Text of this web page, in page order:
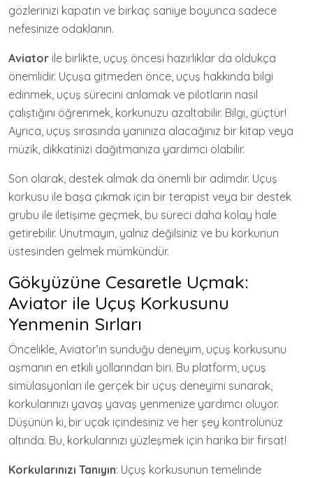
gözlerinizi kapatın ve birkaç saniye boyunca sadece
nefesinize odaklanın.
Aviator ile birlikte, uçuş öncesi hazırlıklar da oldukça
önemlidir. Uçuşa gitmeden önce, uçuş hakkında bilgi
edinmek, uçuş sürecini anlamak ve pilotların nasıl
çalıştığını öğrenmek, korkunuzu azaltabilir. Bilgi, güçtür!
Ayrıca, uçuş sırasında yanınıza alacağınız bir kitap veya
müzik, dikkatinizi dağıtmanıza yardımcı olabilir.
Son olarak, destek almak da önemli bir adımdır. Uçuş
korkusu ile başa çıkmak için bir terapist veya bir destek
grubu ile iletişime geçmek, bu süreci daha kolay hale
getirebilir. Unutmayın, yalnız değilsiniz ve bu korkunun
üstesinden gelmek mümkündür.
Gökyüzüne Cesaretle Uçmak:
Aviator ile Uçuş Korkusunu
Yenmenin Sırları
Öncelikle, Aviator’ın sunduğu deneyim, uçuş korkusunu
aşmanın en etkili yollarından biri. Bu platform, uçuş
simülasyonları ile gerçek bir uçuş deneyimi sunarak,
korkularınızı yavaş yavaş yenmenize yardımcı oluyor.
Düşünün ki, bir uçak içindesiniz ve her şey kontrolünüz
altında. Bu, korkularınızı yüzleşmek için harika bir fırsat!
Korkularınızı Tanıyın: Uçuş korkusunun temelinde